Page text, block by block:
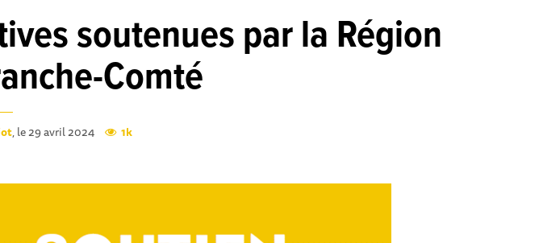
soutenues par la Région
Comté
, le 29 avril 2024 1k